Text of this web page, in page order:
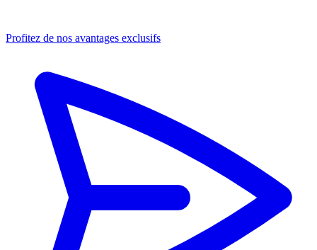
Profitez de nos avantages exclusifs